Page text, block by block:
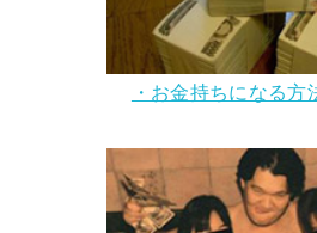
・お金持ちになる方